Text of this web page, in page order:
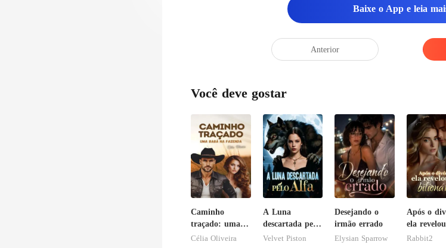
Baixe o App e leia
Anterior
Você deve gostar
Caminho
traçado: uma
babá na
Célia Oliveira
A Luna
descartada pelo
Alfa
Velvet Piston
Desejando o
irmão errado
Elysian Sparrow
Após o
ela
bilionária
Rabbit2